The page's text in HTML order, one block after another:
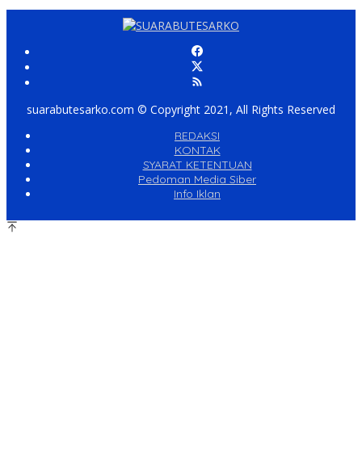
suarabutesarko.com © Copyright 2021, All Rights Reserved
REDAKSI
KONTAK
SYARAT KETENTUAN
Pedoman Media Siber
Info Iklan